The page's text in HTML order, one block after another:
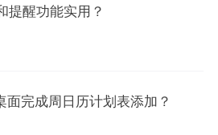
提醒功能实用？
面完成周日历计划表添加？